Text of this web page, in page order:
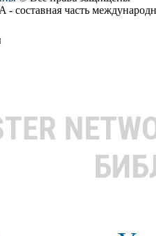
составная часть